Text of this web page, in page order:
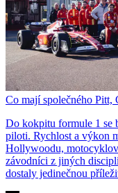
Co mají společného Pitt,
Do kokpitu formule 1 se
piloti. Rychlost a výkon
Hollywoodu,
závodníci z jiných
dostaly jedinečnou